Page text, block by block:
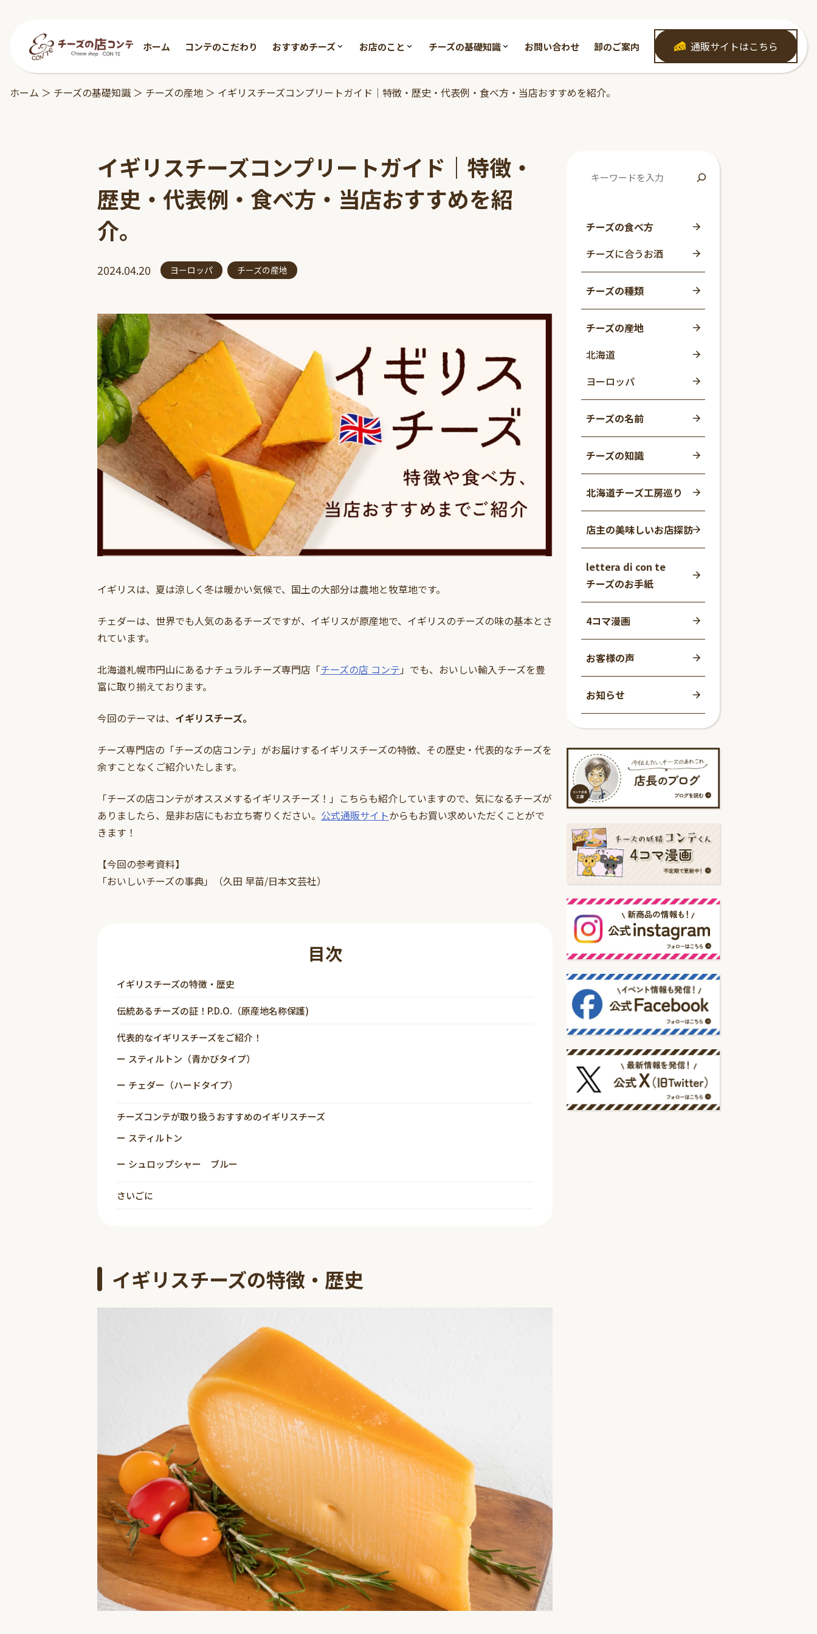
ホーム コンテのこだわり おすすめチーズ お店のこと チーズの基礎知識 お問い合わせ 卸のご案内 通販サイトはこちら
ホーム ＞ チーズの基礎知識 ＞ チーズの産地 ＞ イギリスチーズコンプリートガイド｜特徴・歴史・代表例・食べ方・当店おすすめを紹介。
イギリスチーズコンプリートガイド｜特徴・
歴史・代表例・食べ方・当店おすすめを紹
介。
2024.04.20 ヨーロッパ チーズの産地
イギリスは、夏は涼しく冬は暖かい気候で、国土の大部分は農地と牧草地です。
チェダーは、世界でも人気のあるチーズですが、イギリスが原産地で、イギリスのチーズの味の基本とさ
れています。
北海道札幌市円山にあるナチュラルチーズ専門店「チーズの店 コンテ 」でも、おいしい輸入チーズを豊
富に取り揃えております。
今回のテーマは、 イギリスチーズ。
チーズ専門店の「チーズの店コンテ」がお届けするイギリスチーズの特徴、その歴史・代表的なチーズを
余すことなくご紹介いたします。
「チーズの店コンテがオススメするイギリスチーズ！」こちらも紹介していますので、気になるチーズが
ありましたら、是非お店にもお立ち寄りください。 公式通販サイトからもお買い求めいただくことがで
きます！
【今回の参考資料】
「おいしいチーズの事典」（久田 早苗/日本文芸社）
目次
イギリスチーズの特徴・歴史
伝統あるチーズの証！P.D.O.（原産地名称保護)
代表的なイギリスチーズをご紹介！
スティルトン（青かびタイプ）
チェダー（ハードタイプ）
チーズコンテが取り扱うおすすめのイギリスチーズ
スティルトン
シュロップシャー ブルー
さいごに
イギリスチーズの特徴・歴史
チーズの食べ方
チーズに合うお酒
チーズの種類
チーズの産地
北海道
ヨーロッパ
チーズの名前
チーズの知識
北海道チーズ工房巡り
店主の美味しいお店探訪
lettera di con te
チーズのお手紙
4コマ漫画
お客様の声
お知らせ